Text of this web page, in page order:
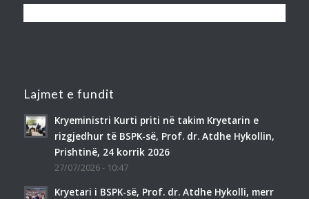
Lajmet e fundit
Kryeministri Kurti priti në takim Kryetarin e
rizgjedhur të BSPK-së, Prof. dr. Atdhe Hykollin,
Prishtinë, 24 korrik 2026
27/07/2026 - 10:47
Kryetari i BSPK-së, Prof. dr. Atdhe Hykolli, merr